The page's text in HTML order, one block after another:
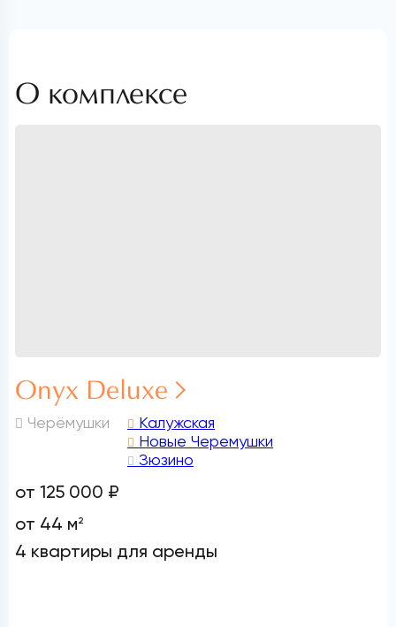
О комплексе
Onyx Deluxe
Черёмушки
Калужская
Новые Черемушки
Зюзино
от 125 000 ₽
от 44 м 2
4 квартиры для аренды